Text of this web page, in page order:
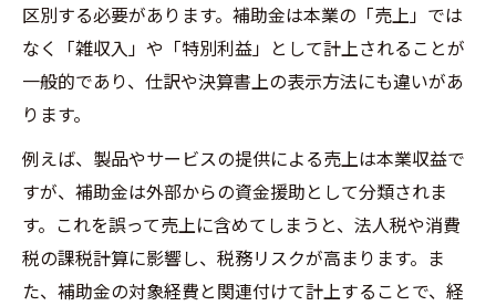
区別する必要があります。補助金は本業の「売上」では
なく「雑収入」や「特別利益」として計上されることが
一般的であり、仕訳や決算書上の表示方法にも違いがあ
ります。
例えば、製品やサービスの提供による売上は本業収益で
すが、補助金は外部からの資金援助として分類されま
す。これを誤って売上に含めてしまうと、法人税や消費
税の課税計算に影響し、税務リスクが高まります。ま
た、補助金の対象経費と関連付けて計上することで、経